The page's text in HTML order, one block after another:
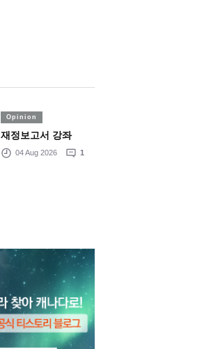
Opinion
재정보고서 강좌
04 Aug 2026 1